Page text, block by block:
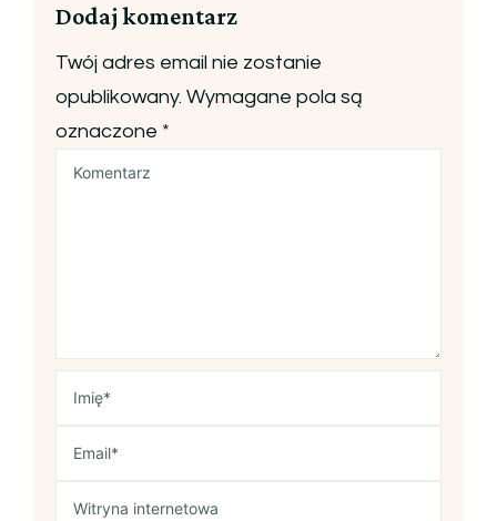
Dodaj komentarz
Twój adres email nie zostanie
opublikowany. Wymagane pola są
oznaczone *